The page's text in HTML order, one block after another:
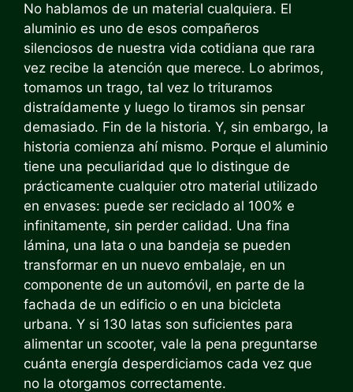
No hablamos de un material cualquiera. El
aluminio es uno de esos compañeros
silenciosos de nuestra vida cotidiana que rara
vez recibe la atención que merece. Lo abrimos,
tomamos un trago, tal vez lo trituramos
distraídamente y luego lo tiramos sin pensar
demasiado. Fin de la historia. Y, sin embargo, la
historia comienza ahí mismo. Porque el aluminio
tiene una peculiaridad que lo distingue de
prácticamente cualquier otro material utilizado
en envases: puede ser reciclado al 100% e
infinitamente, sin perder calidad. Una fina
lámina, una lata o una bandeja se pueden
transformar en un nuevo embalaje, en un
componente de un automóvil, en parte de la
fachada de un edificio o en una bicicleta
urbana. Y si 130 latas son suficientes para
alimentar un scooter, vale la pena preguntarse
cuánta energía desperdiciamos cada vez que
no la otorgamos correctamente.